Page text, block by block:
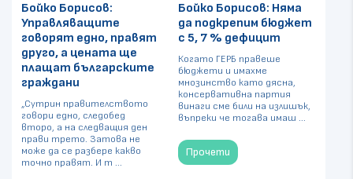
Бойко Борисов:
Управляващите
говорят едно, правят
друго, а цената ще
плащат българските
граждани
„Сутрин правителството
говори едно, следобед
второ, а на следващия ден
прави трето. Затова не
може да се разбере какво
точно правят. И т ...
Бойко Борисов: Няма
да подкрепим бюджет
с 5, 7 % дефицит
Когато ГЕРБ правеше
бюджети и имахме
мнозинство като дясна,
консервативна партия
винаги сме били на излишък,
въпреки че тогава имаш ...
Прочети